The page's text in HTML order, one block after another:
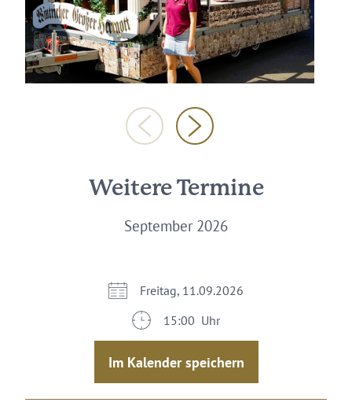
Weitere Termine
September 2026
Freitag, 11.09.2026
15:00 Uhr
Im Kalender speichern